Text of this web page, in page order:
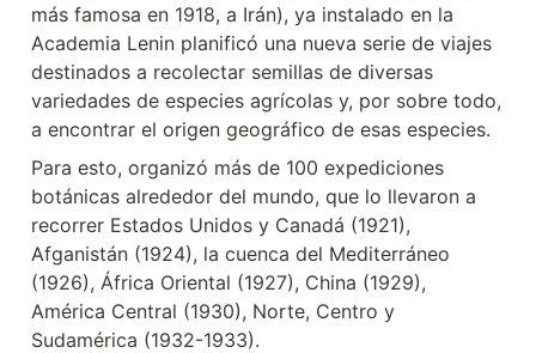
más famosa en 1918, a Irán), ya instalado en la
Academia Lenin planificó una nueva serie de viajes
destinados a recolectar semillas de diversas
variedades de especies agrícolas y, por sobre todo,
a encontrar el origen geográfico de esas especies.
Para esto, organizó más de 100 expediciones
botánicas alrededor del mundo, que lo llevaron a
recorrer Estados Unidos y Canadá (1921),
Afganistán (1924), la cuenca del Mediterráneo
(1926), África Oriental (1927), China (1929),
América Central (1930), Norte, Centro y
Sudamérica (1932-1933).